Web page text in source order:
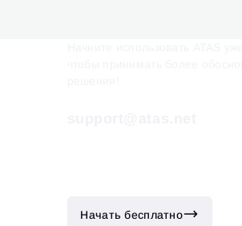
Начать бесплатно